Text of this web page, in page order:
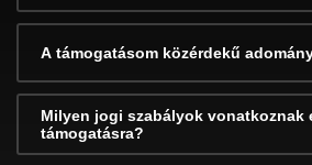
A támogatásom közérdekű
Milyen jogi szabályok vonatkoznak
támogatásra?